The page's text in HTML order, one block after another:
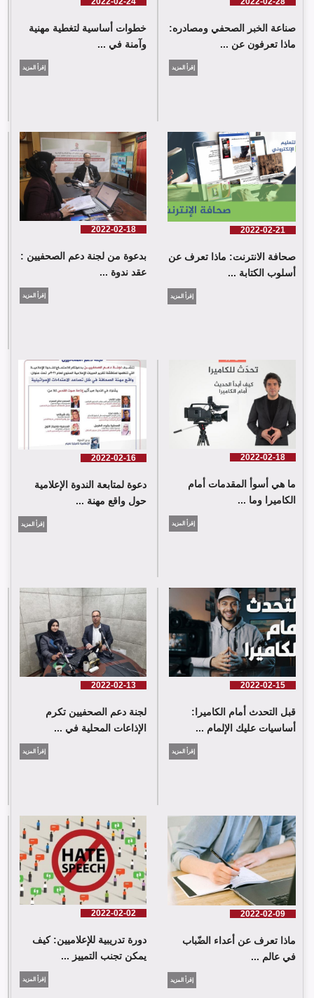
صناعة الخبر الصحفي ومصادره:
ماذا تعرفون عن ...
إقرأ المزيد
خطوات أساسية لتغطية مهنية
وآمنة في ...
إقرأ المزيد
2022-02-21
صحافة الانترنت: ماذا تعرف عن
أسلوب الكتابة ...
إقرأ المزيد
2022-02-18
بدعوة من لجنة دعم الصحفيين :
عقد ندوة ...
إقرأ المزيد
2022-02-18
ما هي أسوأ المقدمات أمام
الكاميرا وما ...
إقرأ المزيد
2022-02-16
دعوة لمتابعة الندوة الإعلامية
حول واقع مهنة ...
إقرأ المزيد
2022-02-15
قبل التحدث أمام الكاميرا:
أساسيات عليك الإلمام ...
إقرأ المزيد
2022-02-13
لجنة دعم الصحفيين تكرم
الإذاعات المحلية في ...
إقرأ المزيد
2022-02-09
ماذا تعرف عن أعداء الضّباب
في عالم ...
إقرأ المزيد
2022-02-02
دورة تدريبية للإعلاميين: كيف
يمكن تجنب التمييز ...
إقرأ المزيد